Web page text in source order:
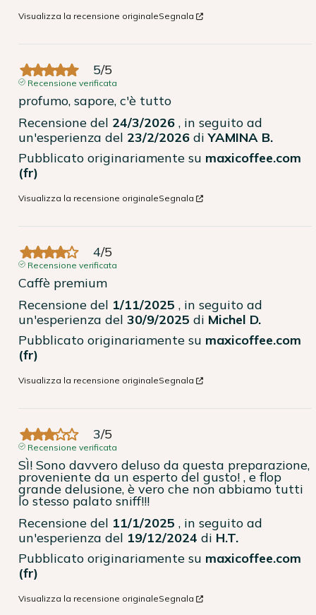
Visualizza la recensione originaleSegnala
5/5
Recensione verificata
profumo, sapore, c'è tutto
Recensione del 24/3/2026 , in seguito ad
un'esperienza del 23/2/2026 diYAMINA B.
Pubblicato originariamente su maxicoffee.com
(fr)
Visualizza la recensione originaleSegnala
4/5
Recensione verificata
Caffè premium
Recensione del 1/11/2025 , in seguito ad
un'esperienza del 30/9/2025 di Michel D.
Pubblicato originariamente su maxicoffee.com
(fr)
Visualizza la recensione originaleSegnala
3/5
Recensione verificata
SÌ! Sono davvero deluso da questa preparazione,
proveniente da un esperto del gusto! , e flop
grande delusione, è vero che non abbiamo tutti
lo stesso palato sniff!!!
Recensione del 11/1/2025 , in seguito ad
un'esperienza del 19/12/2024 di H.T.
Pubblicato originariamente su maxicoffee.com
(fr)
Visualizza la recensione originaleSegnala